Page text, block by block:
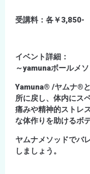
受講料：各￥3,850-
イベント詳細：
～yamunaボールメ
Yamuna® /ヤムナ®
所に戻し、体内にス
痛みや精神的ストレ
な体作りを助けるボ
ヤムナメソッドでバ
しましょう。